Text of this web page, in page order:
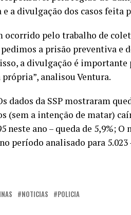
a divulgação dos casos feita
ocorrido pelo trabalho de
pedimos a prisão preventiva e
a divulgação é importante
analisou Ventura.
dados da SSP mostraram
(sem a intenção de matar)
neste ano – queda de 5,9%;
período analisado para 5.023
NOTICIAS POLICIA